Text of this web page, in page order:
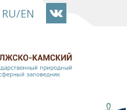
RU/EN